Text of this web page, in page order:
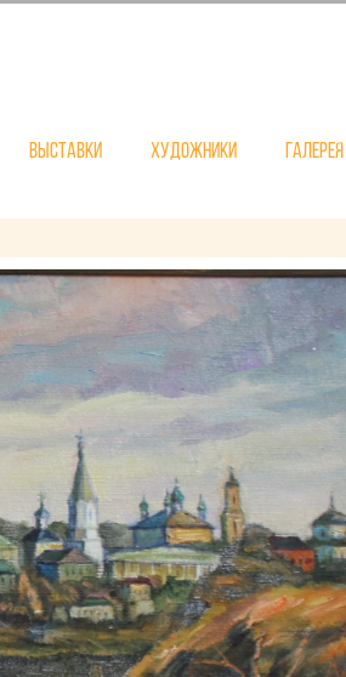
Выставки Художники Галерея